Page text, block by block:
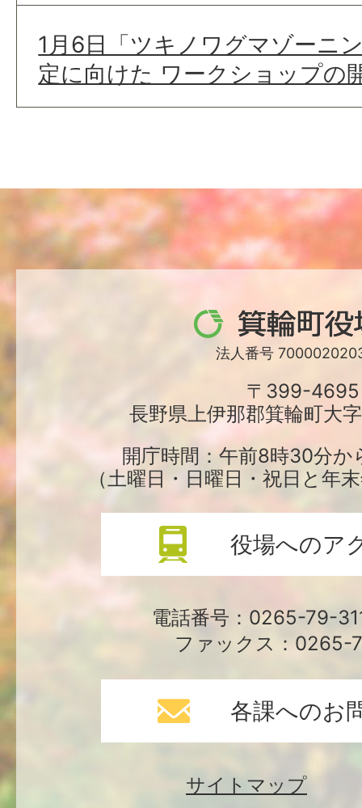
1月6日「ツキノワグマゾーニ
定に向けた ワークショップの
箕
輪
役
場
法人番号
〒399-4695
長野県上伊那郡箕輪町大
開庁時間：午前8時30分か
（土曜日・日曜日・祝日と年
役場へのア
電話番号：0265-79-
ファックス：0265-
各課へのお
サイトマップ